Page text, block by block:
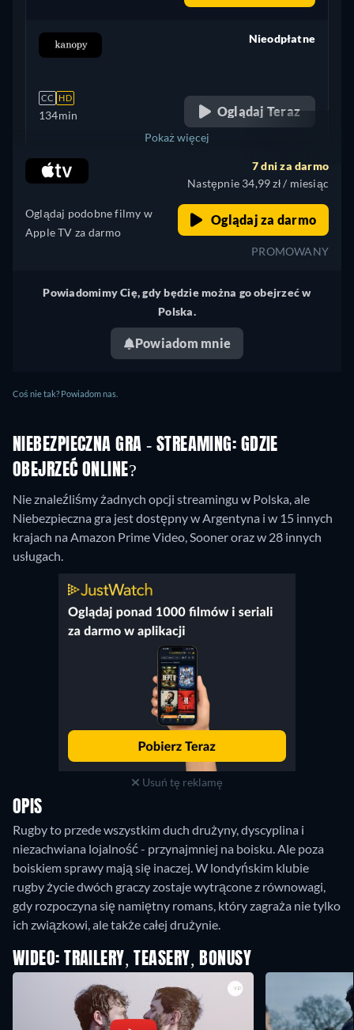
CC HD
134min
Nieodpłatne
Oglądaj Teraz
Brazylia + 5
Pokaż więcej
Oglądaj podobne filmy w
Apple TV za darmo
7 dni za darmo
Następnie 34,99 zł / miesiąc
Oglądaj za darmo
PROMOWANY
Powiadomimy Cię, gdy będzie można go obejrzeć w
Polska.
Powiadom mnie
Coś nie tak? Powiadom nas.
NIEBEZPIECZNA GRA - STREAMING: GDZIE
OBEJRZEĆ ONLINE?
Nie znaleźliśmy żadnych opcji streamingu w Polska, ale
Niebezpieczna gra jest dostępny w Argentyna i w 15 innych
krajach na Amazon Prime Video, Sooner oraz w 28 innych
usługach.
Usuń tę reklamę
OPIS
Rugby to przede wszystkim duch drużyny, dyscyplina i
niezachwiana lojalność - przynajmniej na boisku. Ale poza
boiskiem sprawy mają się inaczej. W londyńskim klubie
rugby życie dwóch graczy zostaje wytrącone z równowagi,
gdy rozpoczyna się namiętny romans, który zagraża nie tylko
ich związkowi, ale także całej drużynie.
WIDEO: TRAILERY, TEASERY, BONUSY